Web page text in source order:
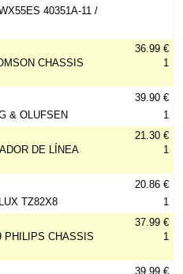
40351A-11 /
CHASSIS
36.99 €
1
& OLUFSEN
39.90 €
1
DE LÍNEA
21.30 €
1
TZ82X8
20.86 €
1
PHILIPS CHASSIS
37.99 €
1
39.99 €